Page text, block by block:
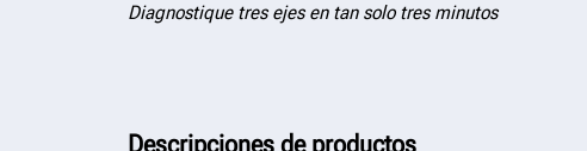
Diagnostique tres ejes en tan solo tres minutos
Descripciones de productos